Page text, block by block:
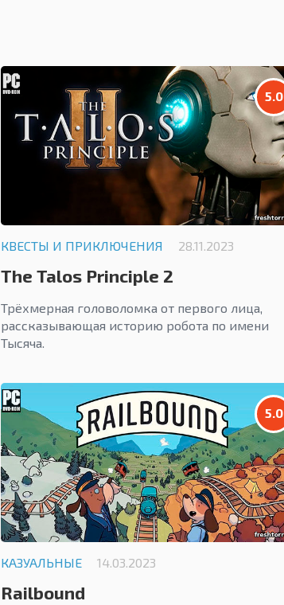
5.0
КВЕСТЫ И ПРИКЛЮЧЕНИЯ 28.11.2023
The Talos Principle 2
Трёхмерная головоломка от первого лица,
рассказывающая историю робота по имени
Тысяча.
5.0
КАЗУАЛЬНЫЕ 14.03.2023
Railbound